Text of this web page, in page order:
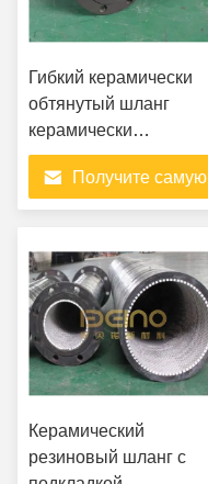
Гибкий керамически
обтянутый шланг
керамически
обтянутый резиновый
шланг Высокая
износостойкость и
транспортировки
частиц и
материалов
Получите самую
Керамический
резиновый шланг с